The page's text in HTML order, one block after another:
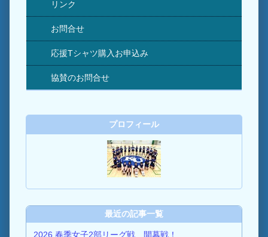
リンク
お問合せ
応援Tシャツ購入お申込み
協賛のお問合せ
プロフィール
最近の記事一覧
2026 春季女子2部リーグ戦 開幕戦！